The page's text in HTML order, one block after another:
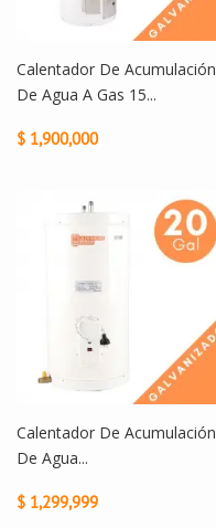
Calentador De Acumulación
De Agua A Gas 15...
$ 1,900,000
Calentador De Acumulación
De Agua...
$ 1,299,999